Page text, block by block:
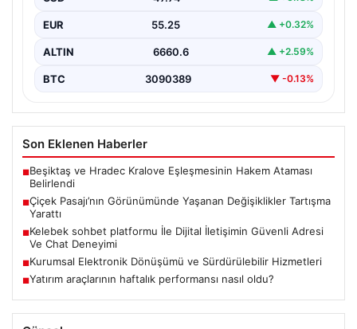
yerleştirilen…
EUR 55.25 ▲ +0.32%
ALTIN 6660.6 ▲ +2.59%
BTC 3090389 ▼ -0.13%
Son Eklenen Haberler
■Beşiktaş ve Hradec Kralove Eşleşmesinin Hakem Ataması
Belirlendi
■Çiçek Pasajı’nın Görünümünde Yaşanan Değişiklikler Tartışma
Yarattı
■Kelebek sohbet platformu İle Dijital İletişimin Güvenli Adresi
Ve Chat Deneyimi
■Kurumsal Elektronik Dönüşümü ve Sürdürülebilir Hizmetleri
■Yatırım araçlarının haftalık performansı nasıl oldu?